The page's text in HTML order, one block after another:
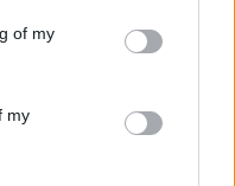
You may click to
its third-party tags to
in below Google
of my
my
ζήτηση»,